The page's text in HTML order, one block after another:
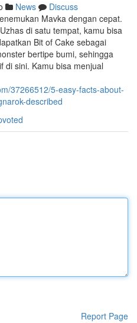
News
Discuss
Mavka dengan cepat.
di satu tempat, kamu bisa
Bit of Cake sebagai
bertipe bumi, sehingga
di sini. Kamu bisa menjual
37266512/5-easy-facts-about-
described
Report Page